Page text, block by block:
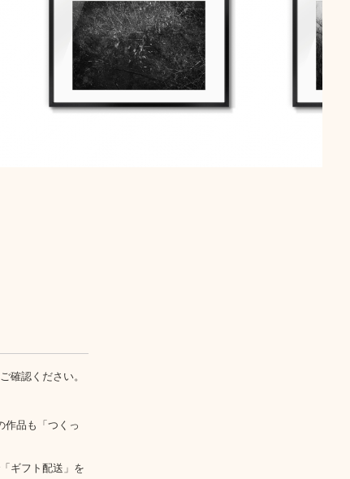
確認ください。
作品も「つくっ
ギフト配送」を